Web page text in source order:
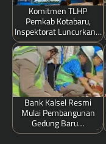
Komitmen TLHP
Pemkab Kotabaru,
Inspektorat Luncurkan…
Bank Kalsel Resmi
Mulai Pembangunan
Gedung Baru…